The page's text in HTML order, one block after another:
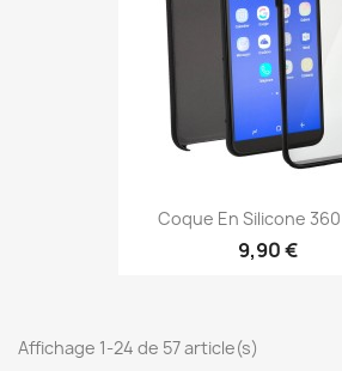
Coque En Silicone
9,90 €
Affichage 1-24 de 57 article(s)